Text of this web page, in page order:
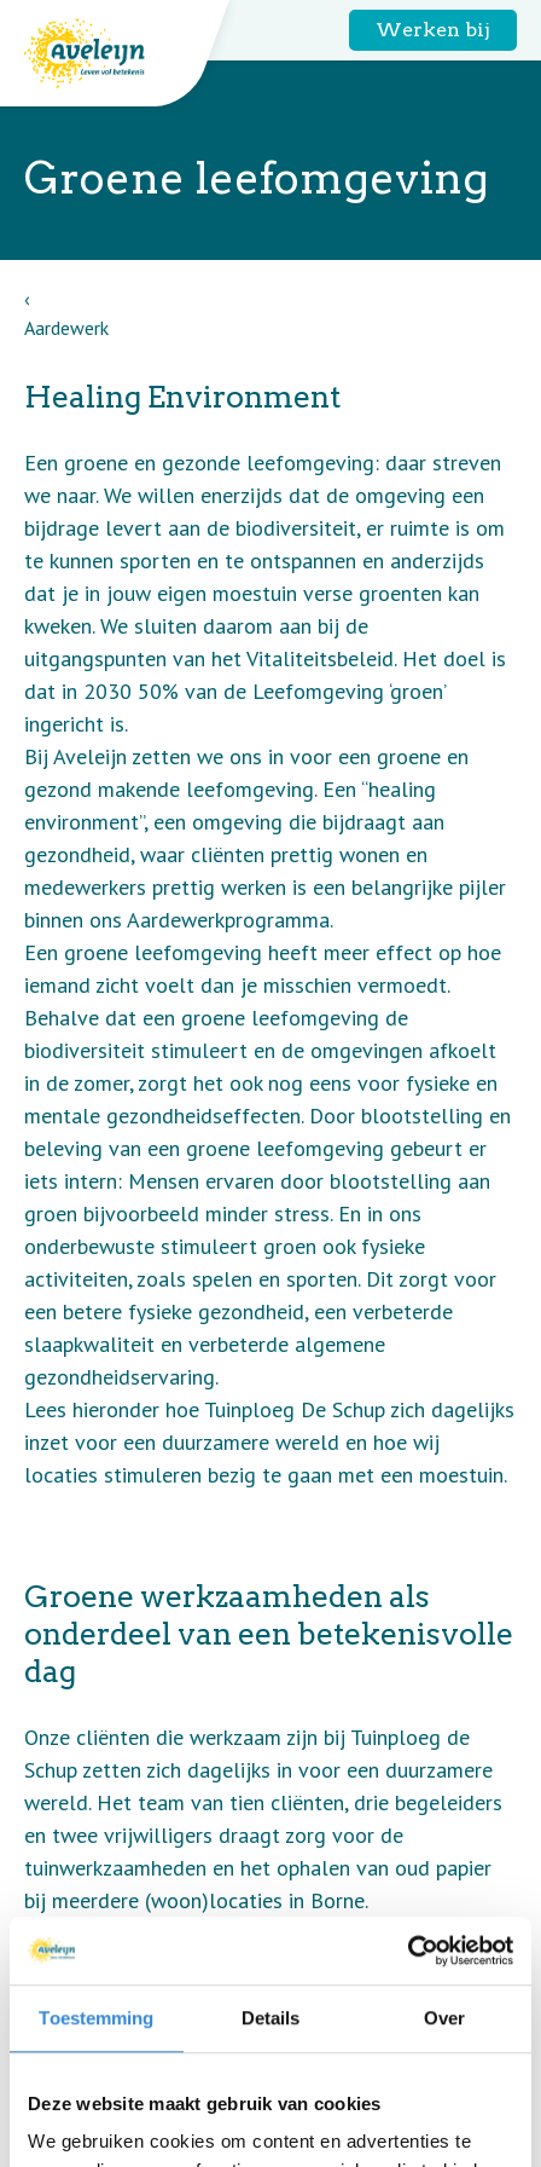
Toestemming Details Over
Deze website maakt gebruik van cookies
We gebruiken cookies om content en advertenties te
Werken bij
Groene leefomgeving
Aardewerk
Healing Environment
Een groene en gezonde leefomgeving: daar streven
we naar. We willen enerzijds dat de omgeving een
bijdrage levert aan de biodiversiteit, er ruimte is om
te kunnen sporten en te ontspannen en anderzijds
dat je in jouw eigen moestuin verse groenten kan
kweken. We sluiten daarom aan bij de
uitgangspunten van het Vitaliteitsbeleid. Het doel is
dat in 2030 50% van de Leefomgeving ‘groen’
ingericht is.
Bij Aveleijn zetten we ons in voor een groene en
gezond makende leefomgeving. Een “healing
environment”, een omgeving die bijdraagt aan
gezondheid, waar cliënten prettig wonen en
medewerkers prettig werken is een belangrijke pijler
binnen ons Aardewerkprogramma.
Een groene leefomgeving heeft meer effect op hoe
iemand zicht voelt dan je misschien vermoedt.
Behalve dat een groene leefomgeving de
biodiversiteit stimuleert en de omgevingen afkoelt
in de zomer, zorgt het ook nog eens voor fysieke en
mentale gezondheidseffecten. Door blootstelling en
beleving van een groene leefomgeving gebeurt er
iets intern: Mensen ervaren door blootstelling aan
groen bijvoorbeeld minder stress. En in ons
onderbewuste stimuleert groen ook fysieke
activiteiten, zoals spelen en sporten. Dit zorgt voor
een betere fysieke gezondheid, een verbeterde
slaapkwaliteit en verbeterde algemene
gezondheidservaring.
Lees hieronder hoe Tuinploeg De Schup zich dagelijks
inzet voor een duurzamere wereld en hoe wij
locaties stimuleren bezig te gaan met een moestuin.
Groene werkzaamheden als
onderdeel van een betekenisvolle
dag
Onze cliënten die werkzaam zijn bij Tuinploeg de
Schup zetten zich dagelijks in voor een duurzamere
wereld. Het team van tien cliënten, drie begeleiders
en twee vrijwilligers draagt zorg voor de
tuinwerkzaamheden en het ophalen van oud papier
bij meerdere (woon)locaties in Borne.
Naast de kantine van het team de Schup is dit jaar
aandacht aardbeien, tomaten en komkommers. En we
vertelt cliënt Björn enthousiast. ‘Daarvoor hebben
we speciaal paardenmest nodig.’